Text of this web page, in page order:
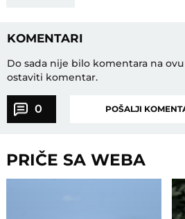
KOMENTARI
Do sada nije bilo komentara na
ostaviti komentar.
0 POŠALJI
PRIČE SA WEBA